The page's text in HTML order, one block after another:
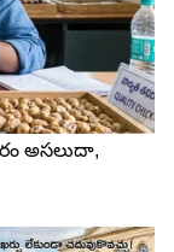
ఫీచర్స్